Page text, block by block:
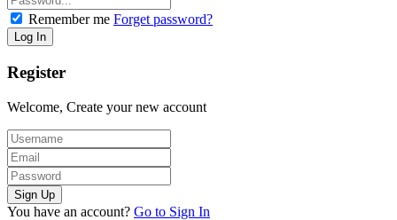
Remember me Forget password?
Register
Welcome, Create your new account
You have an account? Go to Sign In